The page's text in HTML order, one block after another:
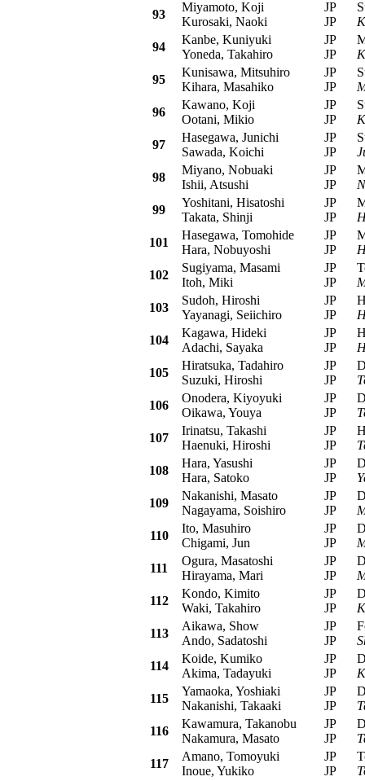
93
Miyamoto, Koji
Kurosaki, Naoki
JP
JP
94
Kanbe, Kuniyuki
Yoneda, Takahiro
JP
JP
95
Kunisawa, Mitsuhiro
Kihara, Masahiko
JP
JP
96
Kawano, Koji
Ootani, Mikio
JP
JP
97
Hasegawa, Junichi
Sawada, Koichi
JP
JP
98
Miyano, Nobuaki
Ishii, Atsushi
JP
JP
99
Yoshitani, Hisatoshi
Takata, Shinji
JP
JP
101
Hasegawa, Tomohide
Hara, Nobuyoshi
JP
JP
102
Sugiyama, Masami
Itoh, Miki
JP
JP
103
Sudoh, Hiroshi
Yayanagi, Seiichiro
JP
JP
104
Kagawa, Hideki
Adachi, Sayaka
JP
JP
105
Hiratsuka, Tadahiro
Suzuki, Hiroshi
JP
JP
106
Onodera, Kiyoyuki
Oikawa, Youya
JP
JP
107
Irinatsu, Takashi
Haenuki, Hiroshi
JP
JP
108
Hara, Yasushi
Hara, Satoko
JP
JP
109
Nakanishi, Masato
Nagayama, Soishiro
JP
JP
110
Ito, Masuhiro
Chigami, Jun
JP
JP
111
Ogura, Masatoshi
Hirayama, Mari
JP
JP
112
Kondo, Kimito
Waki, Takahiro
JP
JP
113
Aikawa, Show
Ando, Sadatoshi
JP
JP
114
Koide, Kumiko
Akima, Tadayuki
JP
JP
115
Yamaoka, Yoshiaki
Nakanishi, Takaaki
JP
JP
116
Kawamura, Takanobu
Nakamura, Masato
JP
JP
117
Amano, Tomoyuki
Inoue, Yukiko
JP
JP